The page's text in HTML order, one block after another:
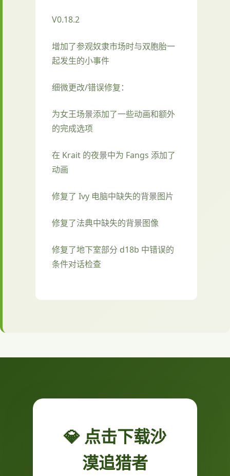
V0.18.2
增加了参观奴隶市场时与双胞胎一
起发生的小事件
细微更改/错误修复：
为女王场景添加了一些动画和额外
的完成选项
在 Krait 的夜景中为 Fangs 添加了
动画
修复了 Ivy 电脑中缺失的背景图片
修复了法典中缺失的背景图像
修复了地下室部分 d18b 中错误的
条件对话检查
💎 点击下载沙
漠追猎者